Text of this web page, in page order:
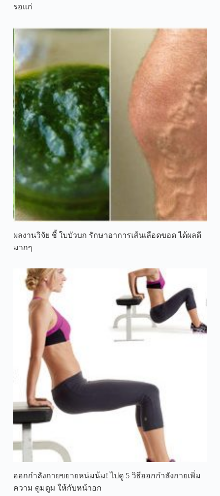
รอแก่
ผลงานวิจัย ชี้ ใบบัวบก รักษาอาการเส้นเลือดขอด ได้ผลดี
มากๆ
ออกกำลังกายขยายหน่มน้ม! ไปดู 5 วิธีออกกำลังกายเพิ่ม
ความ ดูมดูม ให้กับหน้าอก